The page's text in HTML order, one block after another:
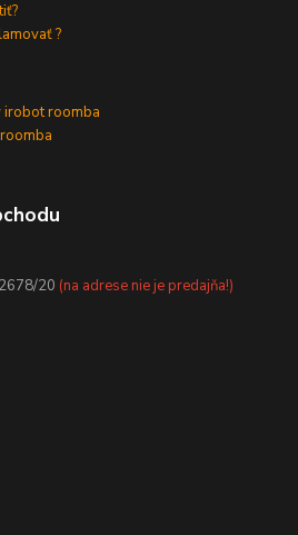
?
irobot roomba
20 (na adrese nie je predajňa!)